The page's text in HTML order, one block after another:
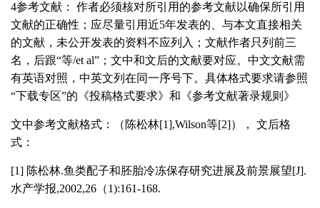
4参考文献：
作者必须核对所引用的参考文献以确保所引用
文献的正确性；应尽量引用近5年发表的、与本文直接相关
的文献，未公开发表的资料不应列入；文献作者只列前三
名，后跟“等/et al”；文中和文后的文献要对应。中文文献需
有英语对照，中英文列在同一序号下。具体格式要求请参照
“下载专区”的《投稿格式要求》和《参考文献著录规则》
文中参考文献格式：（陈松林[1],Wilson等[2]），
文后格
式：
[1] 陈松林.鱼类配子和胚胎冷冻保存研究进展及前景展望[J].
水产学报,2002,26 （1):161-168.